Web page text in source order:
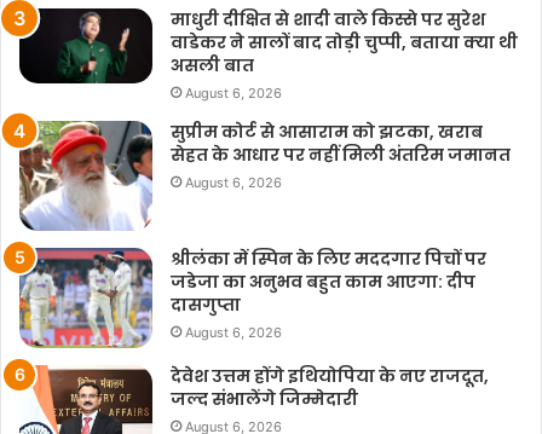
माधुरी दीक्षित से शादी वाले किस्से पर सुरेश
वाडेकर ने सालों बाद तोड़ी चुप्पी, बताया क्या थी
असली बात
August 6, 2026
सुप्रीम कोर्ट से आसाराम को झटका, खराब
सेहत के आधार पर नहीं मिली अंतरिम जमानत
August 6, 2026
श्रीलंका में स्पिन के लिए मददगार पिचों पर
जडेजा का अनुभव बहुत काम आएगा: दीप
दासगुप्ता
August 6, 2026
देवेश उत्तम होंगे इथियोपिया के नए राजदूत,
जल्द संभालेंगे जिम्मेदारी
August 6, 2026